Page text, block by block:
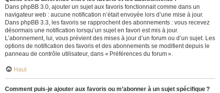
Dans phpBB 3.0, ajouter un sujet aux favoris fonctionnait comme dans un
navigateur web : aucune notification n’était envoyée lors d’une mise à jour.
Dans phpBB 3.3, les favoris se rapprochent des abonnements : vous recevez
désormais une notification lorsqu’un sujet en favori est mis à jour.
L’abonnement, lui, vous prévient des mises à jour d’un forum ou d’un sujet. Les
options de notification des favoris et des abonnements se modifient depuis le
panneau de contrôle utilisateur, dans « Préférences du forum ».
Haut
Comment puis-je ajouter aux favoris ou m’abonner à un sujet spécifique ?